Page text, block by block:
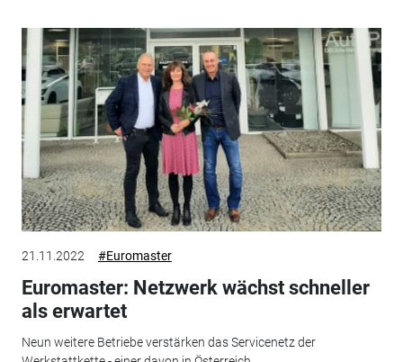
21.11.2022 #Euromaster
Euromaster: Netzwerk wächst schneller
als erwartet
Neun weitere Betriebe verstärken das Servicenetz der